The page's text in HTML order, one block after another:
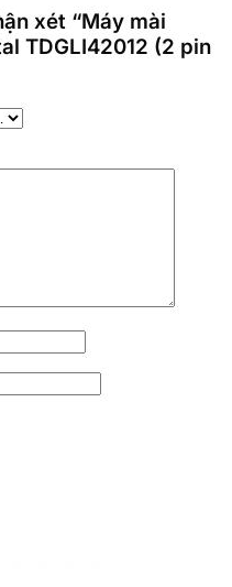
xét “Máy mài
TDGLI42012 (2 pin